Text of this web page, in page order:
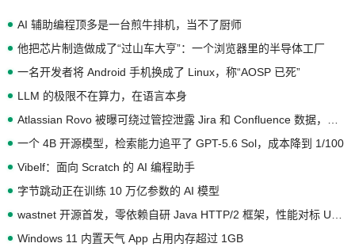
AI 辅助编程顶多是一台煎牛排机，当不了厨师
他把芯片制造做成了“过山车大亨”：一个浏览器里的半导体工厂
一名开发者将 Android 手机换成了 Linux，称“AOSP 已死”
LLM 的极限不在算力，在语言本身
一个 4B 开源模型，检索能力追平了 GPT-5.6 Sol，成本降到 1/100
Vibelf：面向 Scratch 的 AI 编程助手
字节跳动正在训练 10 万亿参数的 AI 模型
Windows 11 内置天气 App 占用内存超过 1GB